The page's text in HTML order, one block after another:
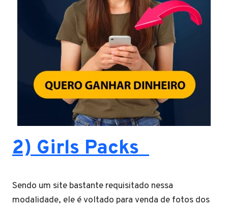
2) Girls Packs
Sendo um site bastante requisitado nessa
modalidade, ele é voltado para venda de fotos dos